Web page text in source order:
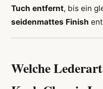
Tuch entfernt, bis ein
seidenmattes Finish
Welche